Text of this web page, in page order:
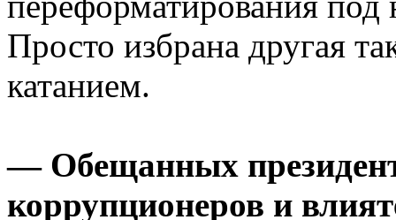
Просто избрана другая
катанием.
— Обещанных
коррупционеров и